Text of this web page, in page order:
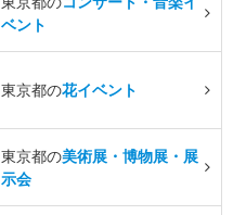
ベント
東京都の花イベント
東京都の美術展・博物展・展
示会